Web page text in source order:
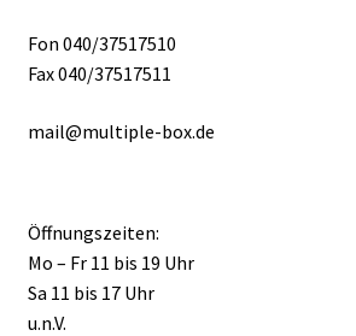
Fon 040/37517510
Fax 040/37517511
mail@multiple-box.de
Öffnungszeiten:
Mo – Fr 11 bis 19 Uhr
Sa 11 bis 17 Uhr
u.n.V.